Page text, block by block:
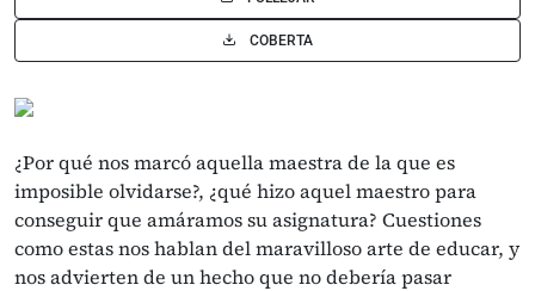
COBERTA
¿Por qué nos marcó aquella maestra de la que es
imposible olvidarse?, ¿qué hizo aquel maestro para
conseguir que amá­ramos su asignatura? Cuestiones
como estas nos hablan del maravilloso arte de educar, y
nos advierten de un hecho que no debería pasar